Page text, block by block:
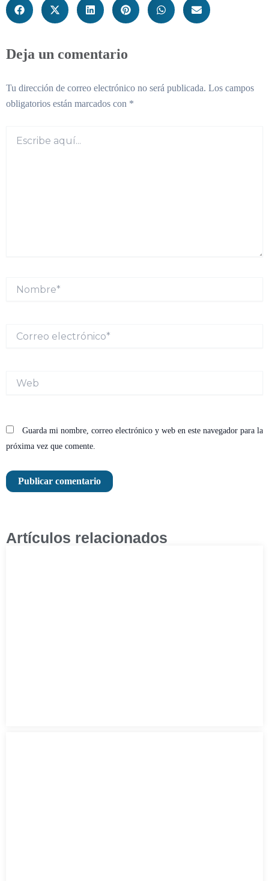
Deja un comentario
Tu dirección de correo electrónico no será publicada. Los campos
obligatorios están marcados con *
aquí...
electrónico*
Guarda mi nombre, correo electrónico y web en este navegador para la
próxima vez que comente.
Artículos relacionados